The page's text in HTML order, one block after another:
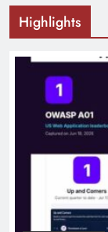
Highlights